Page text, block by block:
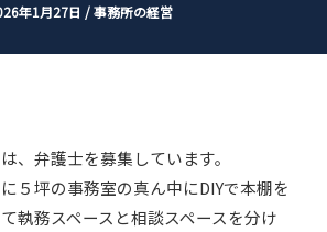
年1月27日 /事務所の経営
、弁護士を募集しています。
５坪の事務室の真ん中にDIYで本棚を
執務スペースと相談スペースを分け